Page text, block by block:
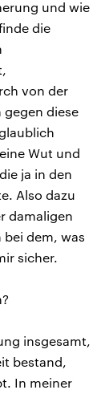
und wie
die
von der
gegen diese
Wut und
ja in den
Also dazu
damaligen
bei dem, was
sicher.
insgesamt,
bestand,
In meiner